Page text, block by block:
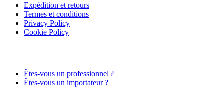
Expédition et retours
Termes et conditions
Privacy Policy
Cookie Policy
Êtes-vous un professionnel ?
Êtes-vous un importateur ?